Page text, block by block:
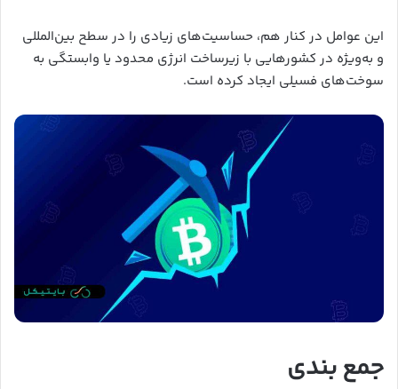
این عوامل در کنار هم، حساسیت‌های زیادی را در سطح بین‌المللی
و به‌ویژه در کشورهایی با زیرساخت انرژی محدود یا وابستگی به
سوخت‌های فسیلی ایجاد کرده است.
جمع بندی